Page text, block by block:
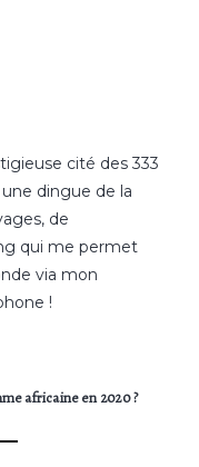
cité des 333
dingue de la
de
qui me permet
via mon
!
africaine en 2020 ?